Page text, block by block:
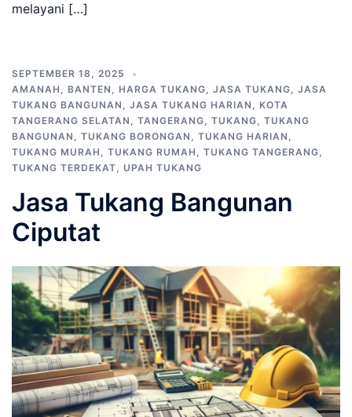
melayani […]
SEPTEMBER 18, 2025
AMANAH , BANTEN , HARGA TUKANG, JASA TUKANG, JASA
TUKANG BANGUNAN , JASA TUKANG HARIAN , KOTA
TANGERANG SELATAN , TANGERANG, TUKANG, TUKANG
BANGUNAN , TUKANG BORONGAN , TUKANG HARIAN ,
TUKANG MURAH , TUKANG RUMAH , TUKANG TANGERANG,
TUKANG TERDEKAT, UPAH TUKANG
Jasa Tukang Bangunan
Ciputat